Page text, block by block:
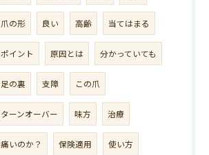
爪の形 良い 高齢 当てはまる
ポイント 原因とは 分かっていても
足の裏 支障 この爪
ターンオーバー 味方 治療
痛いのか？ 保険適用 使い方